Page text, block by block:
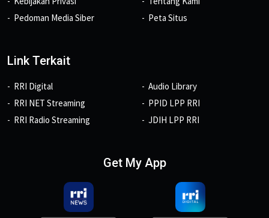
Pedoman Media Siber
Peta Situs
Link Terkait
RRI Digital
RRI NET Streaming
RRI Radio Streaming
Audio Library
PPID LPP RRI
JDIH LPP RRI
Get My App